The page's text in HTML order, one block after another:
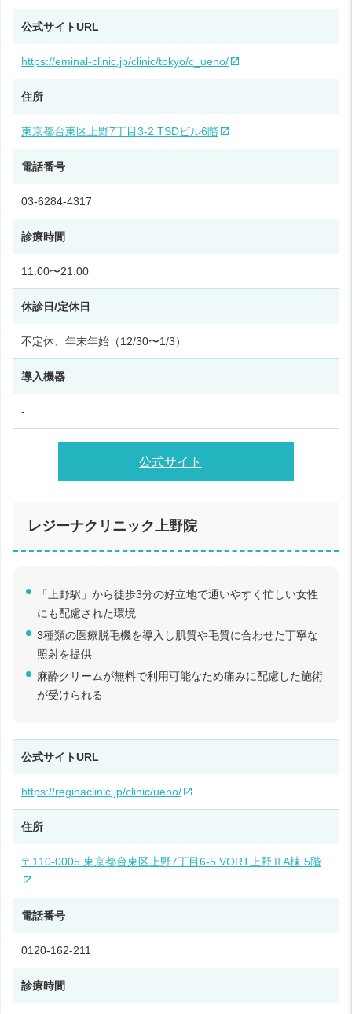
公式サイトURL
https://eminal-clinic.jp/clinic/tokyo/c_ueno/
住所
東京都台東区上野7丁目3-2 TSDビル6階
電話番号
03-6284-4317
診療時間
11:00〜21:00
休診日/定休日
不定休、年末年始（12/30〜1/3）
導入機器
-
公式サイト
レジーナクリニック上野院
「上野駅」から徒歩3分の好立地で通いやすく忙しい女性
にも配慮された環境
3種類の医療脱毛機を導入し肌質や毛質に合わせた丁寧な
照射を提供
麻酔クリームが無料で利用可能なため痛みに配慮した施術
が受けられる
公式サイトURL
https://reginaclinic.jp/clinic/ueno/
住所
〒110-0005 東京都台東区上野7丁目6-5 VORT上野ⅡA棟 5階
電話番号
0120-162-211
診療時間